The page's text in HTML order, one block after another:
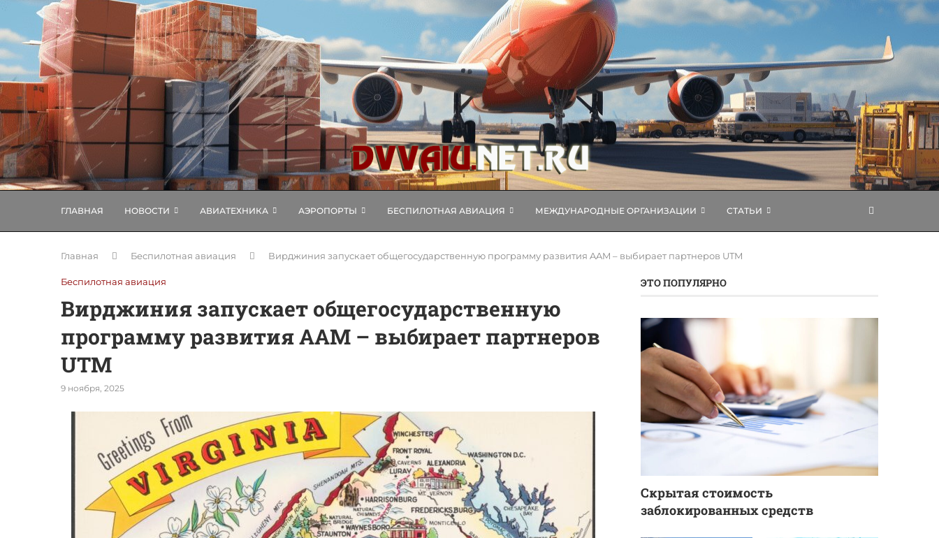
ГЛАВНАЯ НОВОСТИ АВИАТЕХНИКА АЭРОПОРТЫ БЕСПИЛОТНАЯ АВИАЦИЯ МЕЖДУНАРОДНЫЕ ОРГАНИЗАЦИИ СТАТЬИ
Главная Беспилотная авиация Вирджиния запускает общегосударственную программу развития AAM – выбирает партнеров UTM
Беспилотная авиация
Вирджиния запускает общегосударственную
программу развития AAM – выбирает партнеров
UTM
9 ноября, 2025
ЭТО ПОПУЛЯРНО
Скрытая стоимость
заблокированных средств